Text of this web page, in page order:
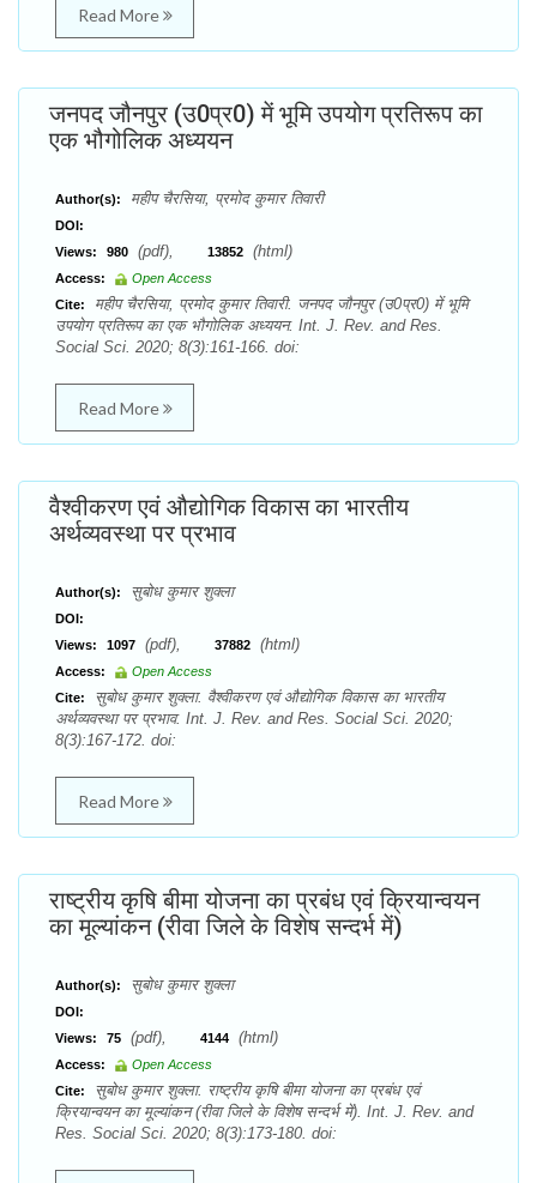
Read More
जनपद जौनपुर (उ0प्र0) में भूमि उपयोग प्रतिरूप का
एक भौगोलिक अध्ययन
Author(s): महीप चैरसिया, प्रमोद कुमार तिवारी
DOI:
Views:
980 (pdf), 13852 (html)
Access:
Open Access
Cite:
महीप चैरसिया, प्रमोद कुमार तिवारी. जनपद जौनपुर (उ0प्र0) में भूमि
उपयोग प्रतिरूप का एक भौगोलिक अध्ययन. Int. J. Rev. and Res.
Social Sci. 2020; 8(3):161-166. doi:
Read More
वैश्वीकरण एवं औद्योगिक विकास का भारतीय
अर्थव्यवस्था पर प्रभाव
Author(s): सुबोध कुमार शुक्ला
DOI:
Views:
1097 (pdf), 37882 (html)
Access:
Open Access
Cite:
सुबोध कुमार शुक्ला. वैश्वीकरण एवं औद्योगिक विकास का भारतीय
अर्थव्यवस्था पर प्रभाव. Int. J. Rev. and Res. Social Sci. 2020;
8(3):167-172. doi:
Read More
राष्ट्रीय कृषि बीमा योजना का प्रबंध एवं क्रियान्वयन
का मूल्यांकन (रीवा जिले के विशेष सन्दर्भ में)
Author(s): सुबोध कुमार शुक्ला
DOI:
Views:
75 (pdf), 4144 (html)
Access:
Open Access
Cite:
सुबोध कुमार शुक्ला. राष्ट्रीय कृषि बीमा योजना का प्रबंध एवं
क्रियान्वयन का मूल्यांकन (रीवा जिले के विशेष सन्दर्भ में). Int. J. Rev. and
Res. Social Sci. 2020; 8(3):173-180. doi: